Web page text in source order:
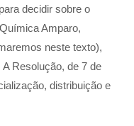
decidir sobre o
Amparo,
neste texto),
Resolução, de 7 de
distribuição e